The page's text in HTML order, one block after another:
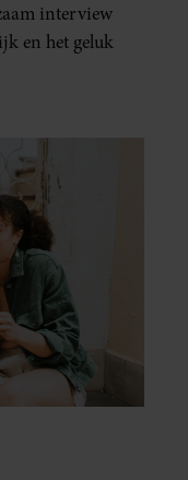
interview
en het geluk